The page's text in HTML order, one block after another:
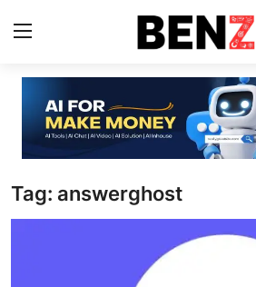
Home
Contact
AI Tools
Tag: answerghost